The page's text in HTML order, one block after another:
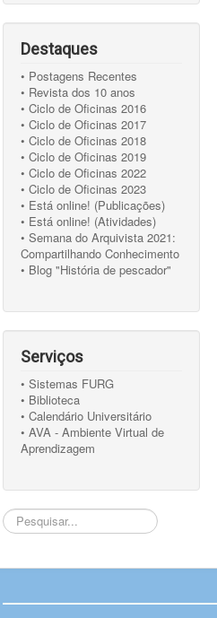
Destaques
• Postagens Recentes
• Revista dos 10 anos
• Ciclo de Oficinas 2016
• Ciclo de Oficinas 2017
• Ciclo de Oficinas 2018
• Ciclo de Oficinas 2019
• Ciclo de Oficinas 2022
• Ciclo de Oficinas 2023
• Está online! (Publicações)
• Está online! (Atividades)
• Semana do Arquivista 2021:
Compartilhando Conhecimento
• Blog "História de pescador"
Serviços
• Sistemas FURG
• Biblioteca
• Calendário Universitário
• AVA - Ambiente Virtual de
Aprendizagem
Pesquisar...